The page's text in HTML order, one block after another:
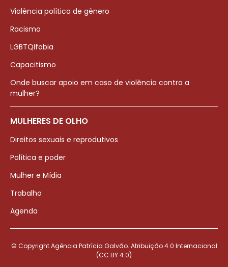
Violência política de gênero
Racismo
LGBTQIfobia
Capacitismo
Onde buscar apoio em caso de violência contra a
mulher?
MULHERES DE OLHO
Direitos sexuais e reprodutivos
Política e poder
Mulher e Mídia
Trabalho
Agenda
© Copyright Agência Patrícia Galvão. Atribuição 4.0 Internacional
(CC BY 4.0)